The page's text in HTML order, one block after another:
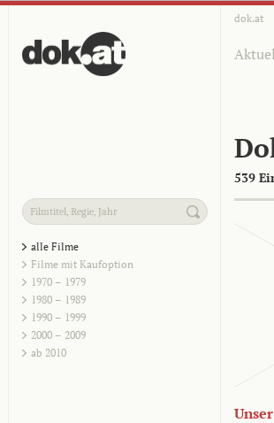
dok.at
539
alle Filme
Filme mit Kaufoption
1970 – 1979
1980 – 1989
1990 – 1999
2000 – 2009
ab 2010